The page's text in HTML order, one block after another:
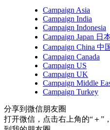
Campaign Asia
Campaign India
Campaign Indonesia
Campaign Japan 日
Campaign China 中
Campaign Canada
Campaign US
Campaign UK
Campaign Middle
Campaign Turkey
分享到微信朋友圈
打开微信，点击右上角的“＋”